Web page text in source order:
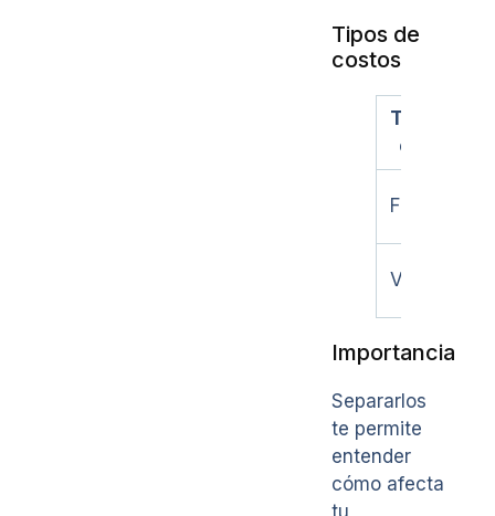
Tipos de
costos
Tipo de
costo
Fijo
Variable
Importancia
Separarlos
te permite
entender
cómo afecta
tu